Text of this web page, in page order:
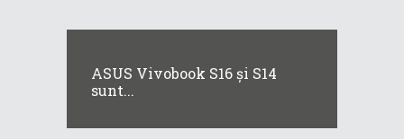
ASUS Vivobook S16 și S14
sunt...